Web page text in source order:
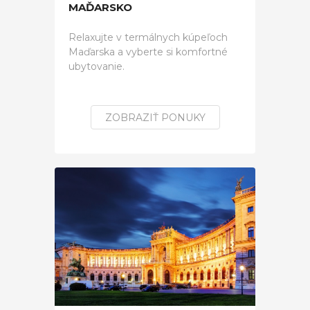
MAĎARSKO
Relaxujte v termálnych kúpeľoch
Maďarska a vyberte si komfortné
ubytovanie.
ZOBRAZIŤ PONUKY